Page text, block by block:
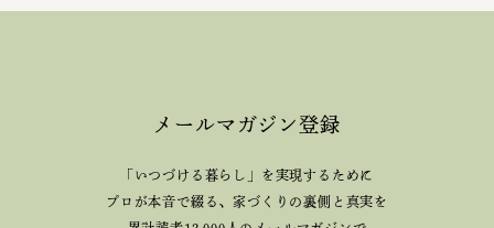
メールマガジン登録
「いつづける暮らし」を実現するために
プロが本音で綴る、家づくりの裏側と真実を